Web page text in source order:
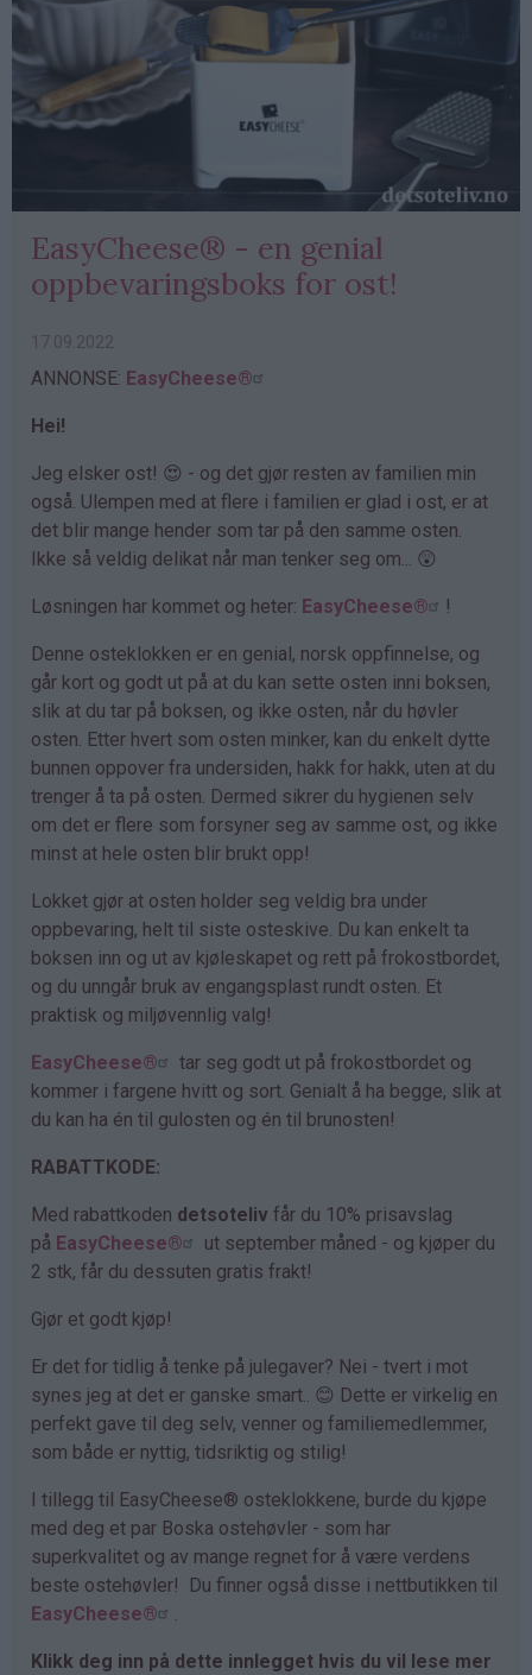
EasyCheese® - en genial
oppbevaringsboks for ost!
17.09.2022
ANNONSE: EasyCheese®
Hei!
Jeg elsker ost! 😍 - og det gjør resten av familien min
også. Ulempen med at flere i familien er glad i ost, er at
det blir mange hender som tar på den samme osten.
Ikke så veldig delikat når man tenker seg om... 😲
Løsningen har kommet og heter: EasyCheese® !
Denne osteklokken er en genial, norsk oppfinnelse, og
går kort og godt ut på at du kan sette osten inni boksen,
slik at du tar på boksen, og ikke osten, når du høvler
osten. Etter hvert som osten minker, kan du enkelt dytte
bunnen oppover fra undersiden, hakk for hakk, uten at du
trenger å ta på osten. Dermed sikrer du hygienen selv
om det er flere som forsyner seg av samme ost, og ikke
minst at hele osten blir brukt opp!
Lokket gjør at osten holder seg veldig bra under
oppbevaring, helt til siste osteskive. Du kan enkelt ta
boksen inn og ut av kjøleskapet og rett på frokostbordet,
og du unngår bruk av engangsplast rundt osten. Et
praktisk og miljøvennlig valg!
EasyCheese®
tar seg godt ut på frokostbordet og
kommer i fargene hvitt og sort. Genialt å ha begge, slik at
du kan ha én til gulosten og én til brunosten!
RABATTKODE:
Med rabattkoden detsoteliv får du 10% prisavslag
på EasyCheese®
ut september måned - og kjøper du
2 stk, får du dessuten gratis frakt!
Gjør et godt kjøp!
Er det for tidlig å tenke på julegaver? Nei - tvert i mot
synes jeg at det er ganske smart.. 😊 Dette er virkelig en
perfekt gave til deg selv, venner og familiemedlemmer,
som både er nyttig, tidsriktig og stilig!
I tillegg til EasyCheese® osteklokkene, burde du kjøpe
med deg et par Boska ostehøvler - som har
superkvalitet og av mange regnet for å være verdens
beste ostehøvler! Du finner også disse i nettbutikken til
EasyCheese®
.
Klikk deg inn på dette innlegget hvis du vil lese mer